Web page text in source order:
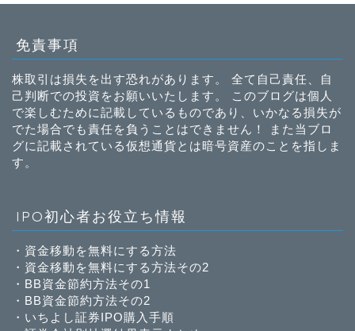
免責事項
株取引は損失を出す恐れがあります。 全て自己責任、自
己判断での投資をお願いいたします。 このブログは個人
で楽しむために記載しているものであり、いかなる損失が
でた場合でも責任を負うことはできません！ また当ブロ
グに記載されている仮想通貨とは暗号資産のことを指しま
す。
IPO初心者お役立ち情報
・ 資金移動を無料にする方法
・ 資金移動を無料にする方法その2
・ BB資金節約方法その1
・ BB資金節約方法その2
・ いちよし証券IPO購入手順